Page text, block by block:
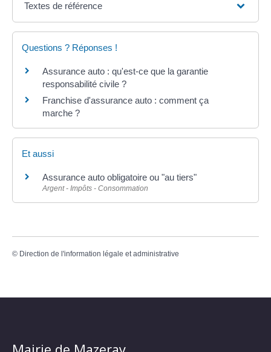
Textes de référence
Questions ? Réponses !
Assurance auto : qu'est-ce que la garantie
responsabilité civile ?
Franchise d'assurance auto : comment ça
marche ?
Et aussi
Assurance auto obligatoire ou "au tiers"
Argent - Impôts - Consommation
© Direction de l'information légale et administrative